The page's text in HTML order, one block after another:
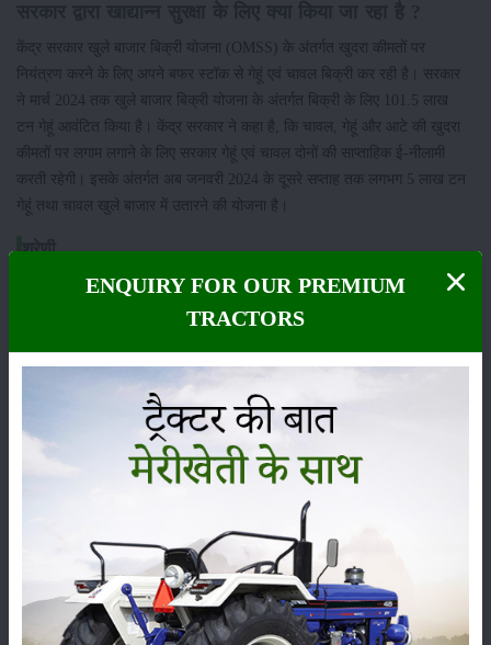
केंद्र सरकार खुले बाजार बिक्री योजना (OMSS) के अंतर्गत खुदरा कीमतों पर
नियंत्रण करने के लिए अपने बफर स्टॉक से गेहूं एवं चावल बिक्री कर रही है। सरकार
ने मार्च 2024 तक खुले बाजार बिक्री योजना के अंतर्गत बिक्री के लिए 101.5 लाख
टन गेहूं आवंटित किया है। केंद्र सरकार ने कहा है, कि चावल, गेहूं और आटे की खुदरा
कीमतों पर लगाम लगाने के लिए सरकार गेहूं एवं चावल दोनों की साप्ताहिक ई-नीलामी
करती रहेगी। इसके अंतर्गत अब जनवरी 2024 के दूसरे सप्ताह तक लगभग 5 लाख टन
गेहूं तथा चावल खुले बाजार में उतारने की योजना है।
श्रेणी
फसल
कृषि यंत्र समाचार
ENQUIRY FOR OUR PREMIUM
TRACTORS